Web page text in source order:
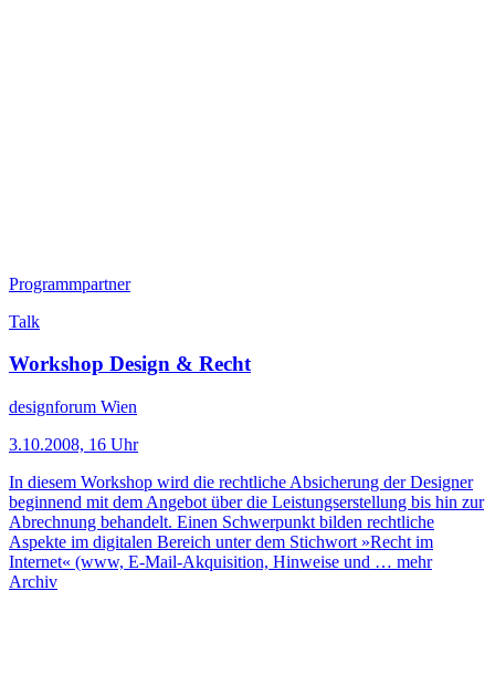
Programmpartner
Talk
Workshop Design & Recht
designforum Wien
3.10.2008, 16 Uhr
In diesem Workshop wird die rechtliche Absicherung der Designer
beginnend mit dem Angebot über die Leistungserstellung bis hin zur
Abrechnung behandelt. Einen Schwerpunkt bilden rechtliche
Aspekte im digitalen Bereich unter dem Stichwort »Recht im
Internet« (www, E-Mail-Akquisition, Hinweise und … mehr
Archiv